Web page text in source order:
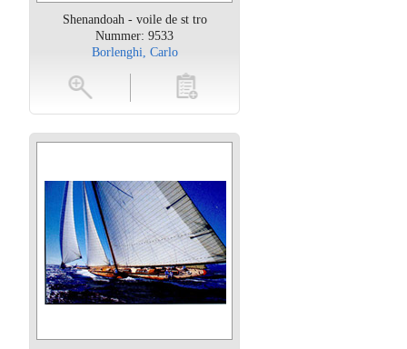
Shenandoah - voile de st tro
Nummer: 9533
Borlenghi, Carlo
toevoegen